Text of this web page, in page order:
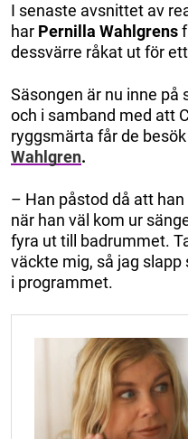
I senaste avsnittet av
har Pernilla Wahlgrens
dessvärre råkat ut för
Säsongen är nu inne
och i samband med att
ryggsmärta får de
Wahlgren.
– Han påstod då att
när han väl kom ur
fyra ut till badrummet.
väckte mig, så jag slapp
i programmet.